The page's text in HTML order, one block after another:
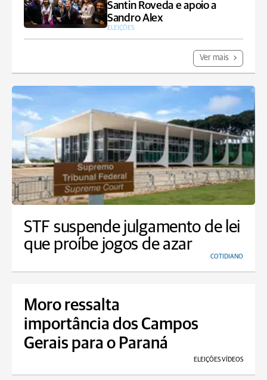
Santin Roveda e apoio a
Sandro Alex
ELEIÇÕES
Ver mais
STF suspende julgamento de lei
que proíbe jogos de azar
COTIDIANO
Moro ressalta
importância dos Campos
Gerais para o Paraná
ELEIÇÕES VÍDEOS